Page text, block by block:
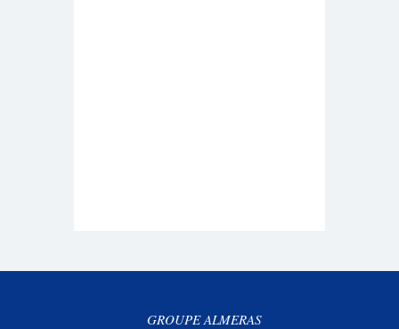
GROUPE ALMERAS